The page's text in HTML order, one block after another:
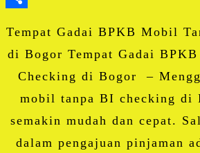
Tempat Gadai BPKB Mobil
di Bogor Tempat Gadai
Checking di Bogor –
mobil tanpa BI checking di
semakin mudah dan cepat.
dalam pengajuan pinjaman